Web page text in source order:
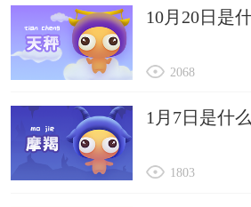
10月20日是
2068
1月7日是什
1803